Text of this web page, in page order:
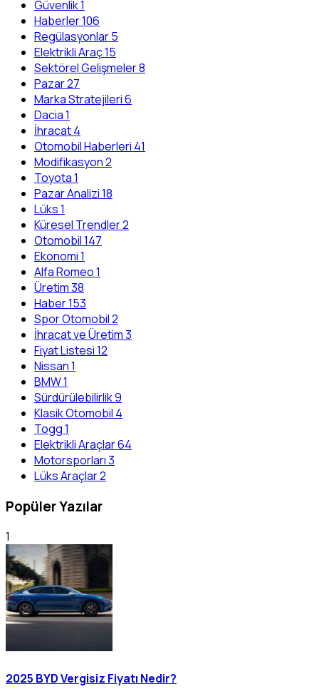
Güvenlik1
Haberler106
Regülasyonlar5
Elektrikli Araç15
Sektörel Gelişmeler8
Pazar27
Marka Stratejileri6
Dacia1
İhracat4
Otomobil Haberleri 41
Modifikasyon2
Toyota1
Pazar Analizi18
Lüks1
Küresel Trendler2
Otomobil147
Ekonomi1
Alfa Romeo1
Üretim38
Haber153
Spor Otomobil2
İhracat ve Üretim3
Fiyat Listesi12
Nissan1
BMW1
Sürdürülebilirlik9
Klasik Otomobil 4
Togg1
Elektrikli Araçlar64
Motorsporları3
Lüks Araçlar2
Popüler Yazılar
1
2025 BYD Vergisiz Fiyatı Nedir?